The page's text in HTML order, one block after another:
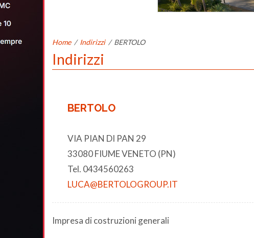
Home / Indirizzi / BERTOLO
Indirizzi
BERTOLO
VIA PIAN DI PAN 29
33080 FIUME VENETO (PN)
Tel. 0434560263
LUCA@BERTOLOGROUP.IT
Impresa di costruzioni generali